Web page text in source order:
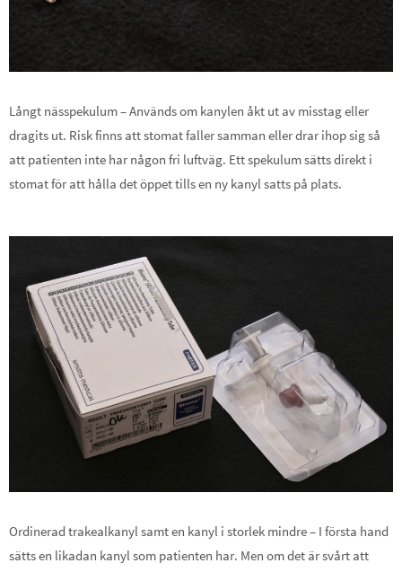
Långt nässpekulum – Används om kanylen åkt ut av misstag eller
dragits ut. Risk finns att stomat faller samman eller drar ihop sig så
att patienten inte har någon fri luftväg. Ett spekulum sätts direkt i
stomat för att hålla det öppet tills en ny kanyl satts på plats.
Ordinerad trakealkanyl samt en kanyl i storlek mindre – I första hand
sätts en likadan kanyl som patienten har. Men om det är svårt att